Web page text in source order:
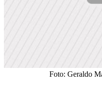
Foto: Geraldo